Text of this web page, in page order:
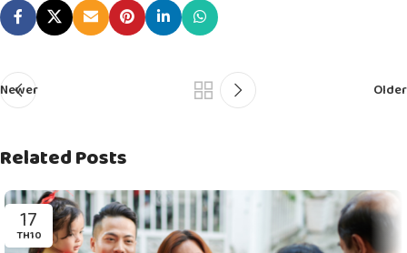
Newer Older
Related Posts
17
TH10